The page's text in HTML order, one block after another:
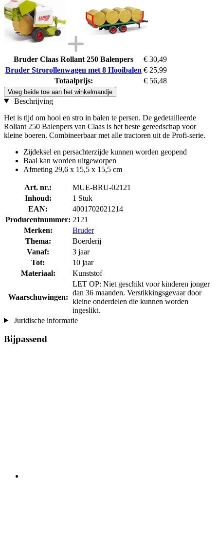
Bruder Claas Rollant 250 Balenpers
€ 30,49
Bruder Strorollenwagen met 8 Hooibalen € 25,99
Totaalprijs:
€ 56,48
Voeg beide toe aan het winkelmandje
Beschrijving
Het is tijd om hooi en stro in balen te persen. De gedetailleerde
Rollant 250 Balenpers van Claas is het beste gereedschap voor
kleine boeren. Combineerbaar met alle tractoren uit de Profi-serie.
Zijdeksel en persachterzijde kunnen worden geopend
Baal kan worden uitgeworpen
Afmeting 29,6 x 15,5 x 15,5 cm
Art. nr.:
MUE-BRU-02121
Inhoud:
1 Stuk
EAN:
4001702021214
Producentnummer: 2121
Merken:
Bruder
Thema:
Boerderij
Vanaf:
3 jaar
Tot:
10 jaar
Materiaal:
Kunststof
Waarschuwingen:
LET OP: Niet geschikt voor kinderen jonger
dan 36 maanden. Verstikkingsgevaar door
kleine onderdelen die kunnen worden
ingeslikt.
Juridische informatie
Bijpassend